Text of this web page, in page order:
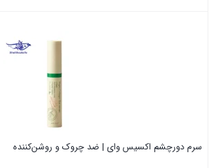
سرم دورچشم اکسیس وای | ضد چروک و روشن‌کننده